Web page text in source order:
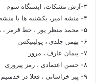
۳-آرش مشکات، ایستگاه سوم
۴- منشه امیر، یکشنبه ها با منشه
۵- محمد منظر پور ، خط قرمز ، هدلاین
۶- بهمن جلدی ، پولیتیکس
۷- پیمان عارف ، مرور
۸- حسن اعتمادی ، رمز پیروزی
۹- پیر خراسانی ، فعلا در خدمتیم